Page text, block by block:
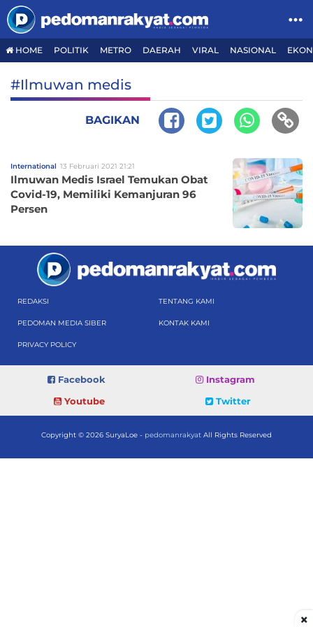
HOME POLITIK METRO DAERAH VIRAL NASIONAL
#Ilmuwan medis
BAGIKAN
International 13 Februari 2021 21:21
Ilmuwan Medis Israel Temukan Obat
Covid-19, Memiliki Kemanjuran 96
Persen
REDAKSI TENTANG KAMI
PEDOMAN MEDIA SIBER KONTAK KAMI
PRIVACY POLICY
Facebook
Instagram
Youtube
Twitter
Copyright © 2026 SuryaLoe - pedomanrakyat All Rights Reserved
×